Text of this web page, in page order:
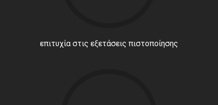
επιτυχία στις εξετάσεις πιστοποίησης